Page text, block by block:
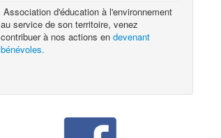
Association d'éducation à l'environnement
au service de son territoire, venez
contribuer à nos actions endevenant
bénévoles.